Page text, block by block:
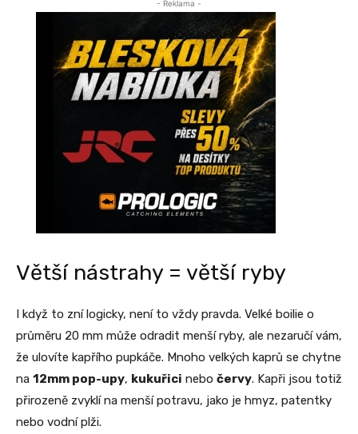
- Reklama -
Větší nástrahy = větší ryby
I když to zní logicky, není to vždy pravda. Velké boilie o
průměru 20 mm může odradit menší ryby, ale nezaručí vám,
že ulovíte kapřího pupkáče. Mnoho velkých kaprů se chytne
na 12mm pop-upy, kukuřici nebo červy. Kapři jsou totiž
přirozeně zvyklí na menší potravu, jako je hmyz, patentky
nebo vodní plži.